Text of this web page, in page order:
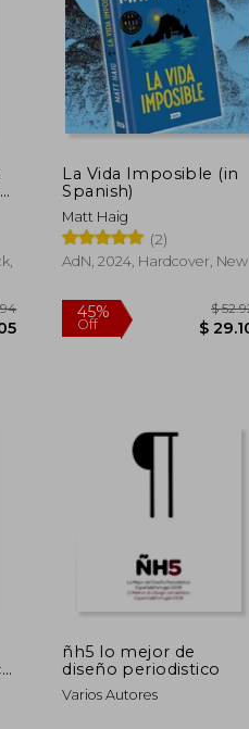
La Vida Imposible (in
Spanish)
Matt Haig
(2)
AdN, 2024, Hardcover, New
45%
Off
ñh5 lo mejor de
diseño periodistico
Varios Autores